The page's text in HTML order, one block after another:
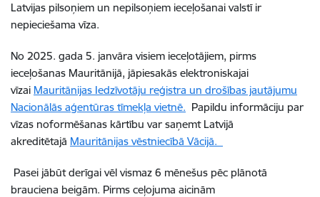
Latvijas pilsoņiem un nepilsoņiem ieceļošanai valstī ir
nepieciešama vīza.
No 2025. gada 5. janvāra visiem ieceļotājiem, pirms
ieceļošanas Mauritānijā, jāpiesakās elektroniskajai
vīzai Mauritānijas Iedzīvotāju reģistra un drošības jautājumu
Nacionālās aģentūras tīmekļa vietnē. Papildu informāciju par
vīzas noformēšanas kārtību var saņemt Latvijā
akreditētajā Mauritānijas vēstniecībā Vācijā.
Pasei jābūt derīgai vēl vismaz 6 mēnešus pēc plānotā
brauciena beigām. Pirms ceļojuma aicinām